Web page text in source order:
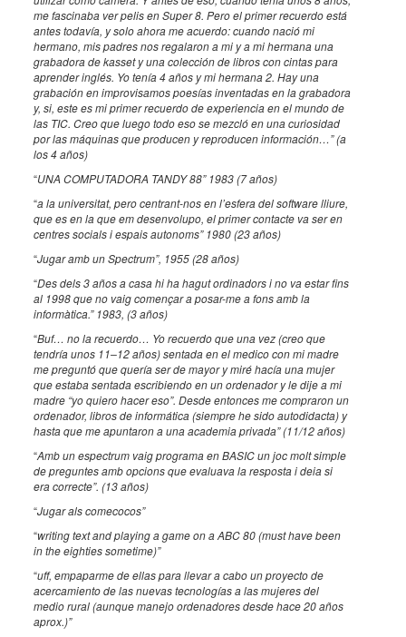
me fascinaba ver pelis en Super 8. Pero el primer recuerdo está
antes todavía, y solo ahora me acuerdo: cuando nació mi
hermano, mis padres nos regalaron a mi y a mi hermana una
grabadora de kasset y una colección de libros con cintas para
aprender inglés. Yo tenía 4 años y mi hermana 2. Hay una
grabación en improvisamos poesías inventadas en la grabadora
y, si, este es mi primer recuerdo de experiencia en el mundo de
las TIC. Creo que luego todo eso se mezcló en una curiosidad
por las máquinas que producen y reproducen información…” (a
los 4 años)
“UNA COMPUTADORA TANDY 88” 1983 (7 años)
“a la universitat, pero centrant-nos en l’esfera del software lliure,
que es en la que em desenvolupo, el primer contacte va ser en
centres socials i espais autonoms” 1980 (23 años)
“Jugar amb un Spectrum”, 1955 (28 años)
“Des dels 3 años a casa hi ha hagut ordinadors i no va estar fins
al 1998 que no vaig començar a posar-me a fons amb la
informàtica.” 1983, (3 años)
“Buf… no la recuerdo… Yo recuerdo que una vez (creo que
tendría unos 11–12 años) sentada en el medico con mi madre
me preguntó que quería ser de mayor y miré hacía una mujer
que estaba sentada escribiendo en un ordenador y le dije a mi
madre “yo quiero hacer eso”. Desde entonces me compraron un
ordenador, libros de informática (siempre he sido autodidacta) y
hasta que me apuntaron a una academia privada” (11/12 años)
“Amb un espectrum vaig programa en BASIC un joc molt simple
de preguntes amb opcions que evaluava la resposta i deia si
era correcte”. (13 años)
“Jugar als comecocos”
“writing text and playing a game on a ABC 80 (must have been
in the eighties sometime)”
“uff, empaparme de ellas para llevar a cabo un proyecto de
acercamiento de las nuevas tecnologías a las mujeres del
medio rural (aunque manejo ordenadores desde hace 20 años
aprox.)”